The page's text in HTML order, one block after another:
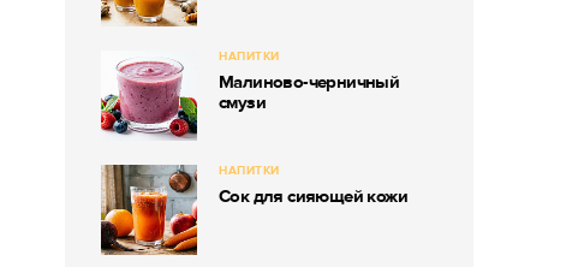
НАПИТКИ
Малиново-черничный
смузи
НАПИТКИ
Сок для сияющей кожи